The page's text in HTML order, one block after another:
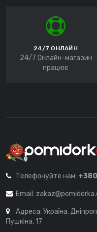
24/7 ОНЛАЙН
24/7 Онлайн-магазин
працює
Телефонуйте нам:
Email:
Адреса: Україна,
Пушкіна, 17